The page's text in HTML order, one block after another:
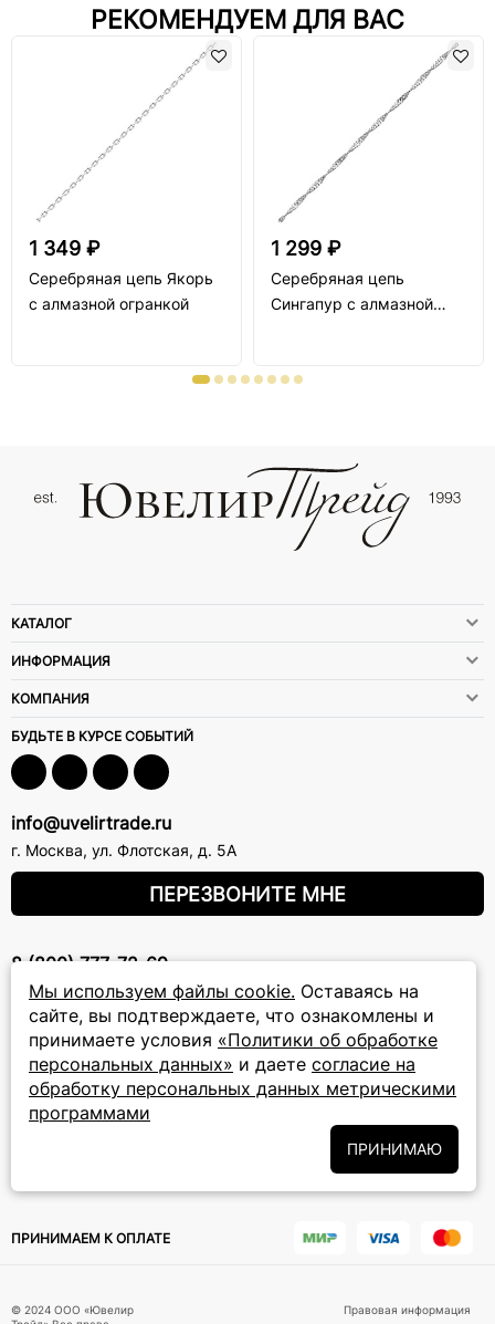
РЕКОМЕНДУЕМ ДЛЯ ВАС
1 349 ₽
Серебряная цепь Якорь
с алмазной огранкой
1 299 ₽
Серебряная цепь
Сингапур с алмазной
Мы используем файлы cookie. Оставаясь на
сайте, вы подтверждаете, что ознакомлены и
принимаете условия «Политики об обработке
персональных данных» и даете согласие на
обработку персональных данных метрическими
программами
ПРИНИМАЮ
КАТАЛОГ
ИНФОРМАЦИЯ
КОМПАНИЯ
БУДЬТЕ В КУРСЕ СОБЫТИЙ
info@uvelirtrade.ru
г. Москва, ул. Флотская, д. 5А
ПЕРЕЗВОНИТЕ МНЕ
8 (800) 777-72-69
прием звонков: круглосуточно
ПОДПИСКА НА РАССЫЛКУ
Подписаться на новости
и даёте своё согласие на их
ПРИНИМАЕМ К ОПЛАТЕ
© 2024 ООО «Ювелир
Правовая информация